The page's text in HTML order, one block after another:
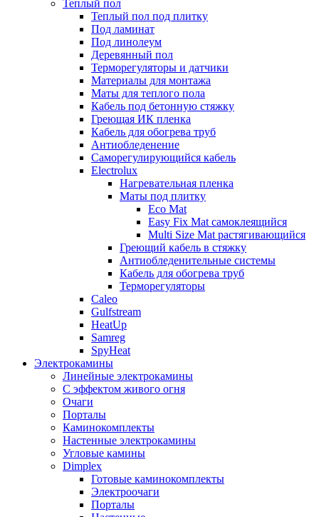
Теплый пол
Теплый пол под плитку
Под ламинат
Под линолеум
Деревянный пол
Терморегуляторы и датчики
Материалы для монтажа
Маты для теплого пола
Кабель под бетонную стяжку
Греющая ИК пленка
Кабель для обогрева труб
Антиобледенение
Саморегулирующийся кабель
Electrolux
Нагревательная пленка
Маты под плитку
Eco Mat
Easy Fix Mat самоклеящийся
Multi Size Mat растягивающийся
Греющий кабель в стяжку
Антиобледенительные системы
Кабель для обогрева труб
Терморегуляторы
Caleo
Gulfstream
HeatUp
Samreg
SpyHeat
Электрокамины
Линейные электрокамины
С эффектом живого огня
Очаги
Порталы
Каминокомплекты
Настенные электрокамины
Угловые камины
Dimplex
Готовые каминокомплекты
Электроочаги
Порталы